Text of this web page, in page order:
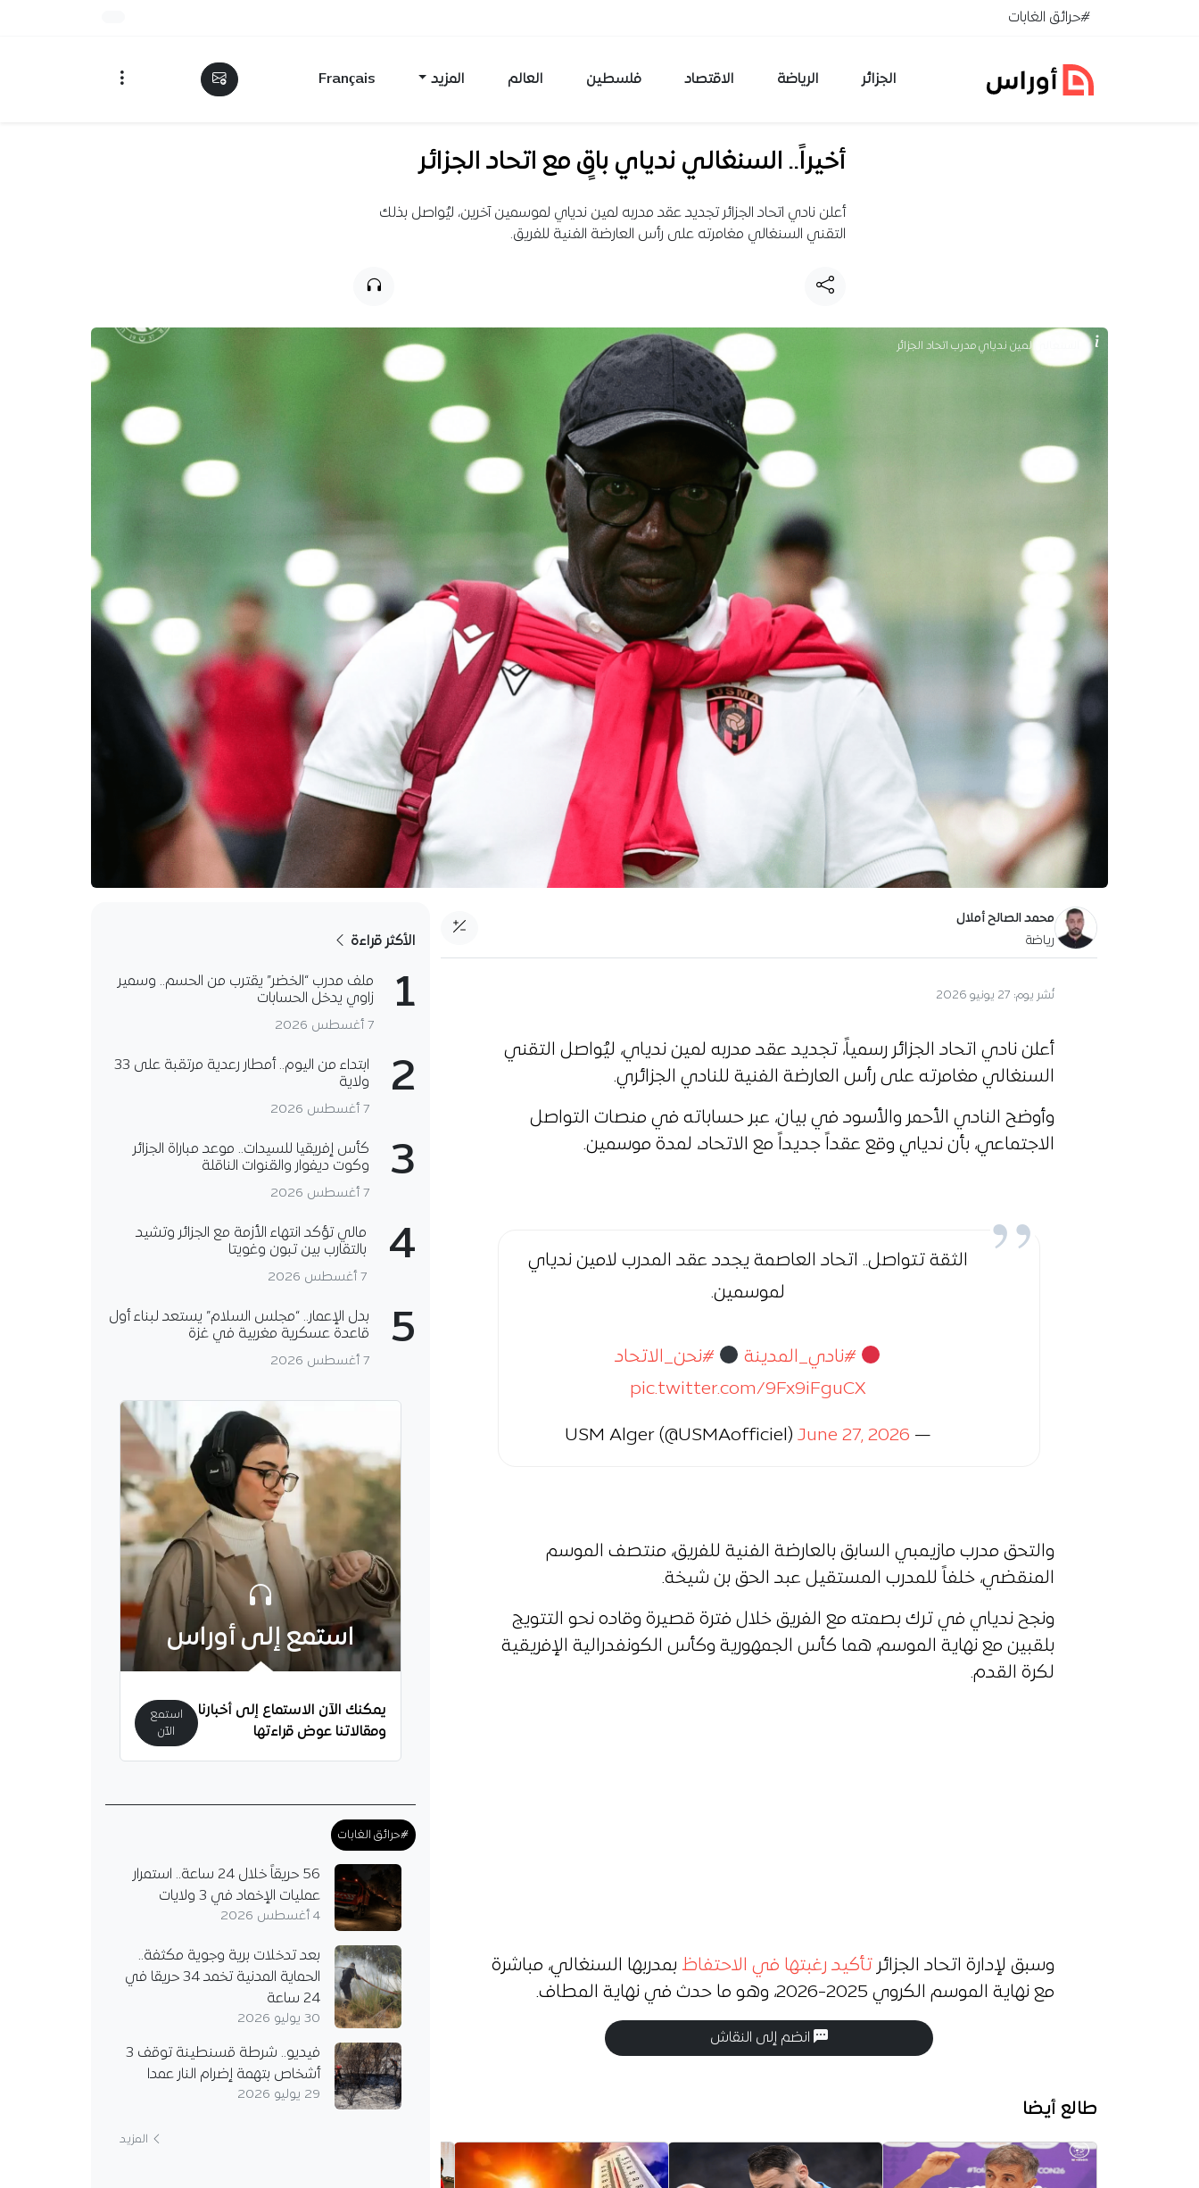
تخطي إلى المحتوى#حرائق الغابات
الجزائر الرياضة الاقتصاد فلسطين العالم المزيد Français
أخيراً.. السنغالي ندياي باقٍ مع اتحاد الجزائر
أعلن نادي اتحاد الجزائر تجديد عقد مدربه لمين ندياي لموسمين آخرين، ليُواصل بذلك
التقني السنغالي مغامرته على رأس العارضة الفنية للفريق.
السنغالي لمين ندياي مدرب اتحاد الجزائر
محمد الصالح أملال
رياضة
نُشر يوم: 27 يونيو 2026
أعلن نادي اتحاد الجزائر رسمياً، تجديد عقد مدربه لمين ندياي، ليُواصل التقني
السنغالي مغامرته على رأس العارضة الفنية للنادي الجزائري.
وأوضح النادي الأحمر والأسود في بيان، عبر حساباته في منصات التواصل
الاجتماعي، بأن ندياي وقع عقداً جديداً مع الاتحاد، لمدة موسمين.
الثقة تتواصل.. اتحاد العاصمة يجدد عقد المدرب لامين ندياي
لموسمين.
#نادي_المدينة
#نحن_الاتحاد
pic.twitter.com/9Fx9iFguCX
— USM Alger (@USMAofficiel)
June 27, 2026
والتحق مدرب مازيمبي السابق بالعارضة الفنية للفريق، منتصف الموسم
المنقضي، خلفاً للمدرب المستقيل عبد الحق بن شيخة.
ونجح ندياي في ترك بصمته مع الفريق خلال فترة قصيرة وقاده نحو التتويج
بلقبين مع نهاية الموسم، هما كأس الجمهورية وكأس الكونفدرالية الإفريقية
لكرة القدم.
وسبق لإدارة اتحاد الجزائر تأكيد رغبتها في الاحتفاظ بمدربها السنغالي، مباشرة
مع نهاية الموسم الكروي 2025-2026، وهو ما حدث في نهاية المطاف.
انضم إلى النقاش
طالع أيضا
الأكثر قراءة
1
ملف مدرب “الخضر” يقترب من الحسم.. وسمير
زاوي يدخل الحسابات
7 أغسطس 2026
2
ابتداء من اليوم.. أمطار رعدية مرتقبة على 33
ولاية
7 أغسطس 2026
3
كأس إفريقيا للسيدات.. موعد مباراة الجزائر
وكوت ديفوار والقنوات الناقلة
7 أغسطس 2026
4
مالي تؤكد انتهاء الأزمة مع الجزائر وتشيد
بالتقارب بين تبون وغويتا
7 أغسطس 2026
5
بدل الإعمار.. “مجلس السلام” يستعد لبناء أول
قاعدة عسكرية مغربية في غزة
7 أغسطس 2026
استمع إلى أوراس
يمكنك الآن الاستماع إلى أخبارنا
ومقالاتنا عوض قراءتها
استمع
الآن
#حرائق الغابات
56 حريقاً خلال 24 ساعة.. استمرار
عمليات الإخماد في 3 ولايات
4 أغسطس 2026
بعد تدخلات برية وجوية مكثفة..
الحماية المدنية تخمد 34 حريقا في
24 ساعة
30 يوليو 2026
فيديو.. شرطة قسنطينة توقف 3
أشخاص بتهمة إضرام النار عمدا
29 يوليو 2026
المزيد